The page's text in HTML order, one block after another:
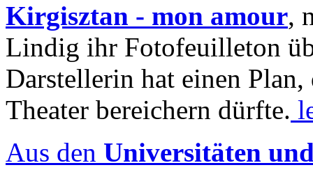
Kirgisztan - mon amour,
Lindig ihr Fotofeuilleton
Darstellerin hat einen Plan,
Theater bereichern dürfte.
Aus den Universitäten